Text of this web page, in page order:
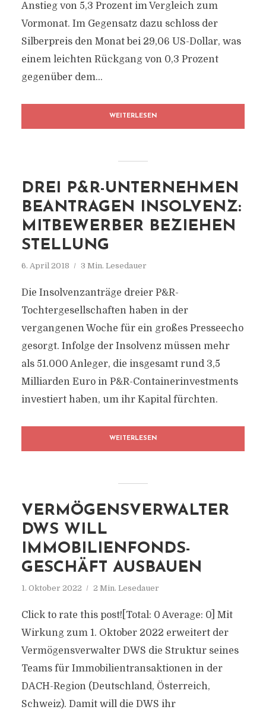
Anstieg von 5,3 Prozent im Vergleich zum
Vormonat. Im Gegensatz dazu schloss der
Silberpreis den Monat bei 29,06 US-Dollar, was
einem leichten Rückgang von 0,3 Prozent
gegenüber dem...
WEITERLESEN
DREI P&R-UNTERNEHMEN
BEANTRAGEN INSOLVENZ:
MITBEWERBER BEZIEHEN
STELLUNG
6. April 2018 3 Min. Lesedauer
Die Insolvenzanträge dreier P&R-
Tochtergesellschaften haben in der
vergangenen Woche für ein großes Presseecho
gesorgt. Infolge der Insolvenz müssen mehr
als 51.000 Anleger, die insgesamt rund 3,5
Milliarden Euro in P&R-Containerinvestments
investiert haben, um ihr Kapital fürchten.
WEITERLESEN
VERMÖGENSVERWALTER
DWS WILL
IMMOBILIENFONDS-
GESCHÄFT AUSBAUEN
1. Oktober 2022 2 Min. Lesedauer
Click to rate this post![Total: 0 Average: 0] Mit
Wirkung zum 1. Oktober 2022 erweitert der
Vermögensverwalter DWS die Struktur seines
Teams für Immobilientransaktionen in der
DACH-Region (Deutschland, Österreich,
Schweiz). Damit will die DWS ihr